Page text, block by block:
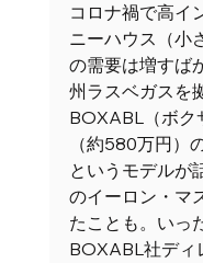
コロナ禍で高イ
ニーハウス（小
の需要は増すば
州ラスベガスを
BOXABL（ボク
（約580万円）
というモデルが
のイーロン・マ
たことも。いっ
BOXABL社ディ